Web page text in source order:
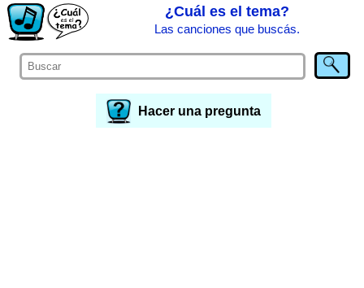
¿Cuál es el tema?
Las canciones que buscás.
Hacer una pregunta